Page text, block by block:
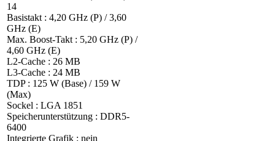
14
Basistakt : 4,20 GHz (P) / 3,60
GHz (E)
Max. Boost-Takt : 5,20 GHz (P) /
4,60 GHz (E)
L2-Cache : 26 MB
L3-Cache : 24 MB
TDP : 125 W (Base) / 159 W
(Max)
Sockel : LGA 1851
Speicherunterstützung : DDR5-
6400
Integrierte Grafik : nein